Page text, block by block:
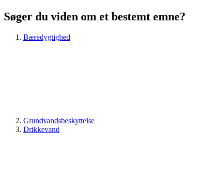
Søger du viden om et bestemt emne?
Bæredygtighed
Grundvandsbeskyttelse
Drikkevand